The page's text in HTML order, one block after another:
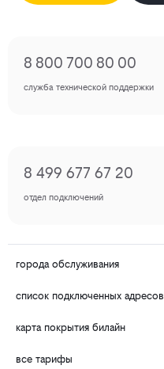
8 800 700 80 00
служба технической поддержки
8 499 677 67 20
отдел подключений
города обслуживания
список подключенных адресов
карта покрытия билайн
все тарифы